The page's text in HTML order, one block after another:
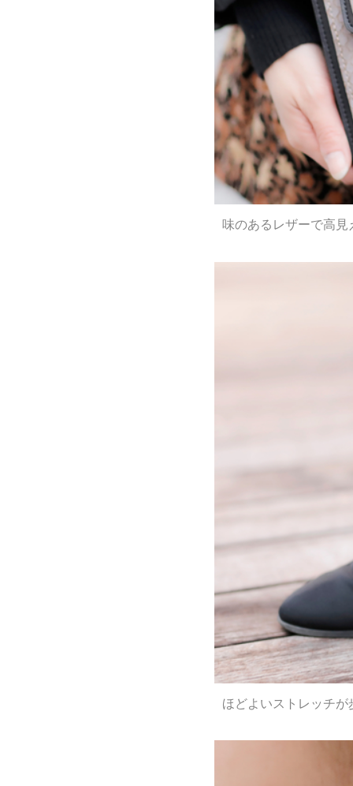
味のあるレザーで高
ほどよいストレッチ